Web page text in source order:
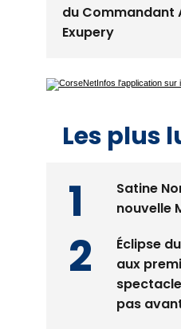
du Commandant
Exupery
Les plus
Satine
nouvelle
Éclipse
aux
pas